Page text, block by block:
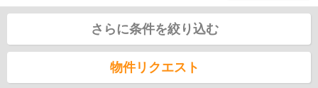
さらに条件を絞り込む
物件リクエスト